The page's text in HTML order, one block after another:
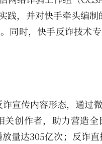
践，并对快手牵头编
同时，快手反诈技术
宣传内容形态，通过
创作者，助力营造
量达305亿次；反诈